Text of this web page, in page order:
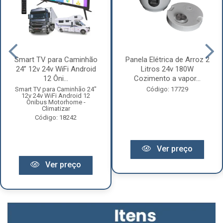
Smart TV para Caminhão
24” 12v 24v WiFi Android
12 Ôni...
Smart TV para Caminhão 24"
12v 24v WiFi Android 12
Ônibus Motorhome -
Climatizar
Código: 18242
Ver preço
Panela Elétrica de Arroz 2
Litros 24v 180W
Cozimento a vapor...
Código: 17729
Ver preço